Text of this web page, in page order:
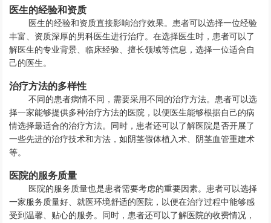
医生的经验和资质
医生的经验和资质直接影响治疗效果。患者可以选择一位经验
丰富、资质深厚的男科医生进行治疗。在选择医生时，患者可以了
解医生的专业背景、临床经验、擅长领域等信息，选择一位适合自
己的医生。
治疗方法的多样性
不同的患者病情不同，需要采用不同的治疗方法。患者可以选
择一家能够提供多种治疗方法的医院，以便医生能够根据自己的病
情选择最适合的治疗方法。同时，患者还可以了解医院是否开展了
一些先进的治疗技术和方法，如阴茎假体植入术、阴茎血管重建术
等。
医院的服务质量
医院的服务质量也是患者需要考虑的重要因素。患者可以选择
一家服务质量好、就医环境舒适的医院，以便在治疗过程中能够感
受到温馨、贴心的服务。同时，患者还可以了解医院的收费情况，